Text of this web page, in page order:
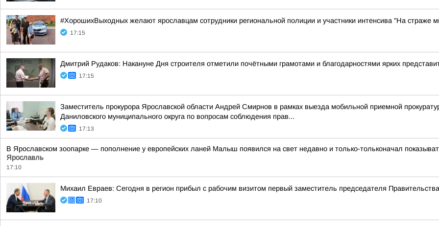
#ХорошихВыходных желают ярославцам сотрудники региональной полиции и участники интенсива "На страже
17:15
Дмитрий Рудаков: Накануне Дня строителя отметили почётными грамотами и благодарностями ярких
17:15
Заместитель прокурора Ярославской области Андрей Смирнов в рамках выезда мобильной приемной
Даниловского муниципального округа по вопросам соблюдения прав...
17:13
В Ярославском зоопарке — пополнение у европейских ланей Малыш появился на свет недавно и только-тольконачал
Ярославль
17:10
Михаил Евраев: Сегодня в регион прибыл с рабочим визитом первый заместитель председателя
17:10